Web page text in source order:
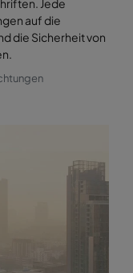
Jede
auf die
die Sicherheit von